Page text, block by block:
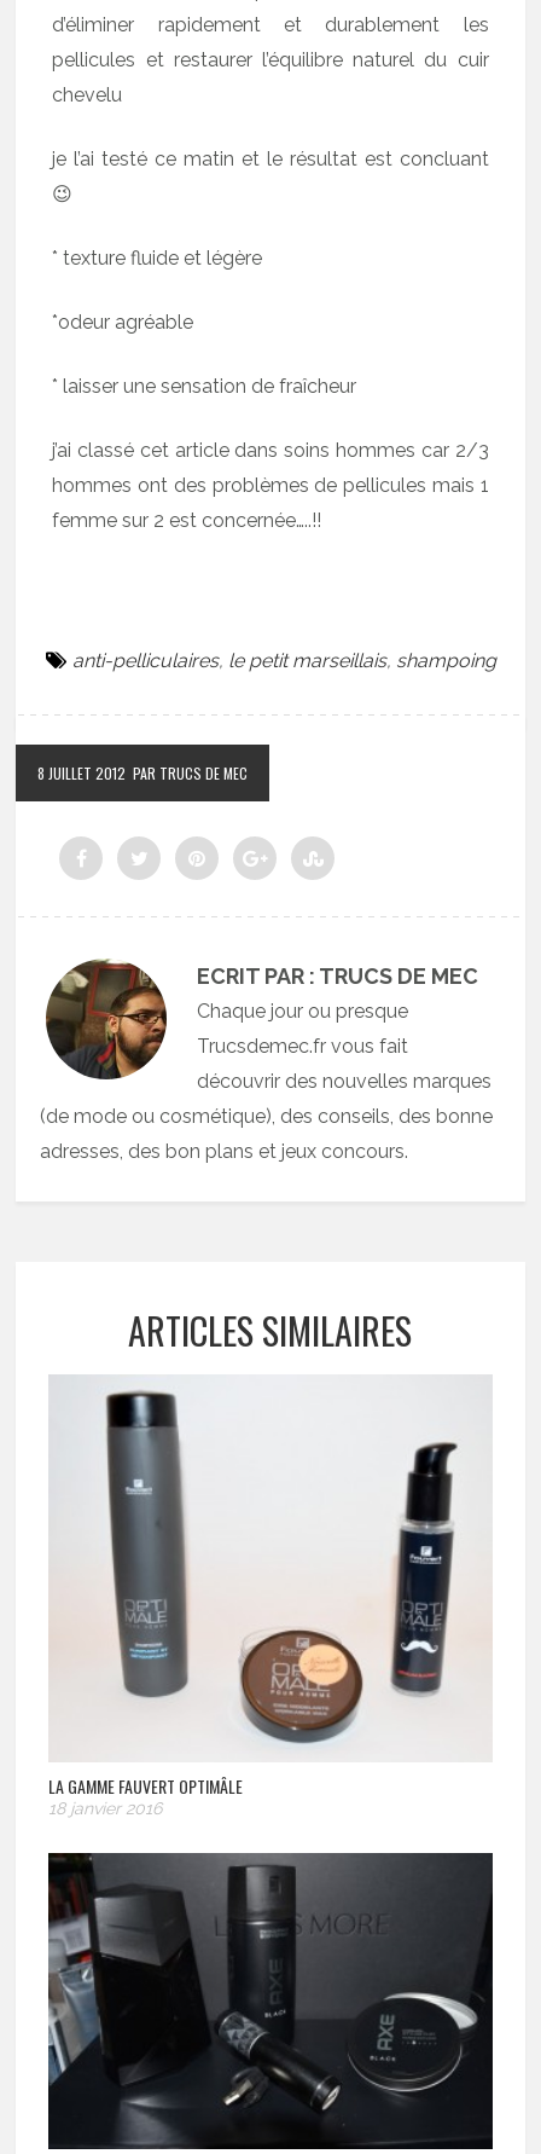
d’éliminer rapidement et durablement les
pellicules et restaurer l’équilibre naturel du cuir
chevelu
je l’ai testé ce matin et le résultat est concluant
😉
* texture fluide et légère
*odeur agréable
* laisser une sensation de fraîcheur
j’ai classé cet article dans soins hommes car 2/3
hommes ont des problèmes de pellicules mais 1
femme sur 2 est concernée…..!!
anti-pelliculaires, le petit marseillais, shampoing
8 JUILLET 2012 PAR TRUCS DE MEC
ECRIT PAR : TRUCS DE MEC
Chaque jour ou presque
Trucsdemec.fr vous fait
découvrir des nouvelles marques
(de mode ou cosmétique), des conseils, des bonne
adresses, des bon plans et jeux concours.
ARTICLES SIMILAIRES
LA GAMME FAUVERT OPTIMÂLE
18 janvier 2016